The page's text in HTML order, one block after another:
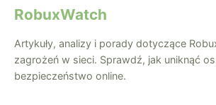
RobuxWatch
Artykuły, analizy i porady dotyczące
zagrożeń w sieci. Sprawdź, jak uniknąć
bezpieczeństwo online.